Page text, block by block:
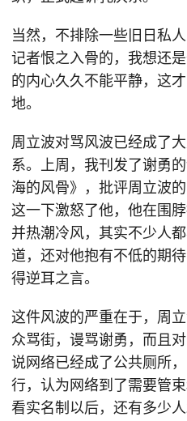
当然，不排除一些旧日私
记者恨之入骨的，我想还
的内心久久不能平静，这
地。
周立波对骂风波已经成了
系。上周，我刊发了谢勇
海的风骨》，批评周立波
这一下激怒了他，他在围
并热潮冷风，其实不少人
道，还对他抱有不低的期
得逆耳之言。
这件风波的严重在于，周
众骂街，谩骂谢勇，而且
说网络已经成了公共厕所
行，认为网络到了需要管
看实名制以后，还有多少